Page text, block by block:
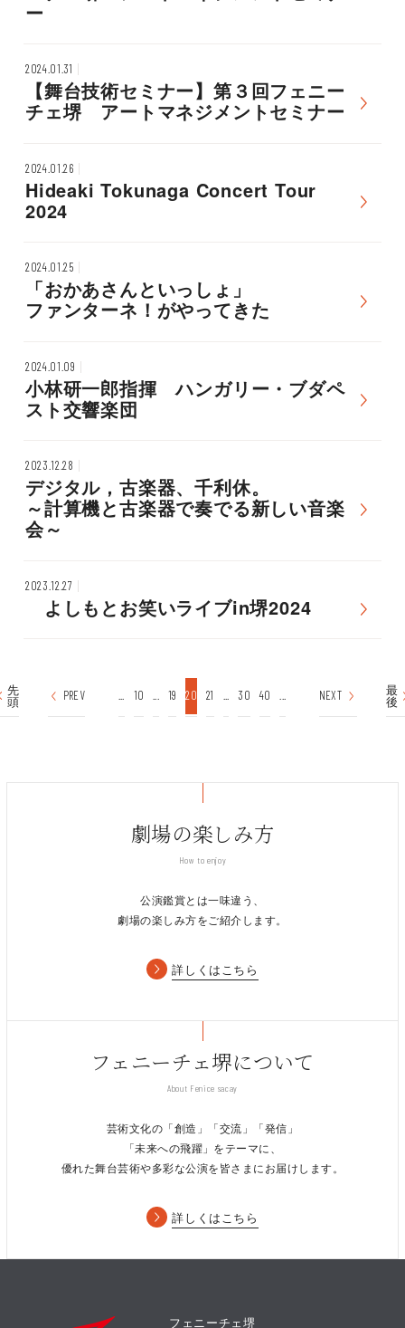
ー
2024.01.31
【舞台技術セミナー】第３回フェニー
チェ堺 アートマネジメントセミナー
2024.01.26
Hideaki Tokunaga Concert Tour
2024
2024.01.25
「おかあさんといっしょ」
ファンターネ！がやってきた
2024.01.09
小林研一郎指揮 ハンガリー・ブダペ
スト交響楽団
2023.12.28
デジタル，古楽器、千利休。
～計算機と古楽器で奏でる新しい音楽
会～
2023.12.27
よしもとお笑いライブin堺2024
先
頭
PREV ... 10 ... 19 20 21 ... 30 40 ... NEXT
最
後
劇場の楽しみ方
How to enjoy
公演鑑賞とは一味違う、
劇場の楽しみ方をご紹介します。
詳しくはこちら
フェニーチェ堺について
About Fenice sacay
芸術文化の「創造」「交流」「発信」
「未来への飛躍」をテーマに、
優れた舞台芸術や多彩な公演を皆さまにお届けします。
詳しくはこちら
フェニーチェ堺